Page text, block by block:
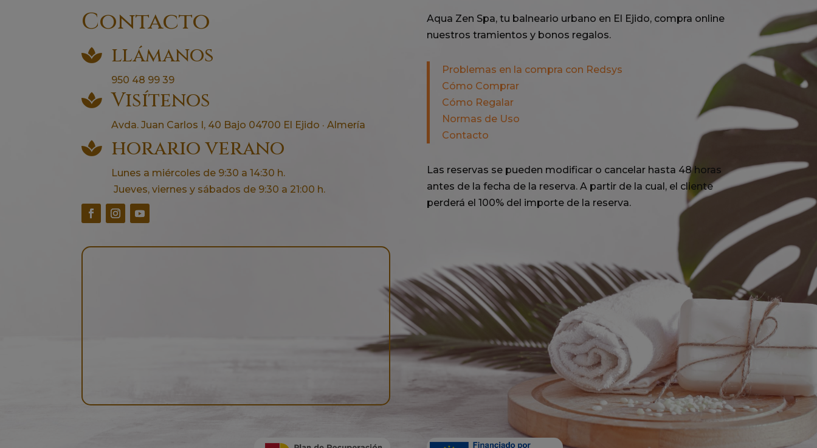
Contacto
 llámanos
950 48 99 39
 Visítenos
Avda. Juan Carlos I, 40 Bajo 04700 El Ejido · Almería
 horario verano
Lunes a miércoles de 9:30 a 14:30 h.
Jueves, viernes y sábados de 9:30 a 21:00 h.
Aqua Zen Spa, tu balneario urbano en El Ejido, compra online
nuestros tramientos y bonos regalos.
Problemas en la compra con Redsys
Cómo Comprar
Cómo Regalar
Normas de Uso
Contacto
Las reservas se pueden modificar o cancelar hasta 48 horas
antes de la fecha de la reserva. A partir de la cual, el cliente
perderá el 100% del importe de la reserva.